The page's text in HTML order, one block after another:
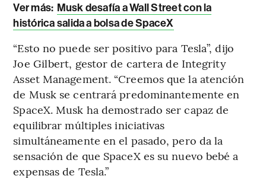
Ver más: Musk desafía a Wall Street con la
histórica salida a bolsa de SpaceX
“Esto no puede ser positivo para Tesla”, dijo
Joe Gilbert, gestor de cartera de Integrity
Asset Management. “Creemos que la atención
de Musk se centrará predominantemente en
SpaceX. Musk ha demostrado ser capaz de
equilibrar múltiples iniciativas
simultáneamente en el pasado, pero da la
sensación de que SpaceX es su nuevo bebé a
expensas de Tesla.”